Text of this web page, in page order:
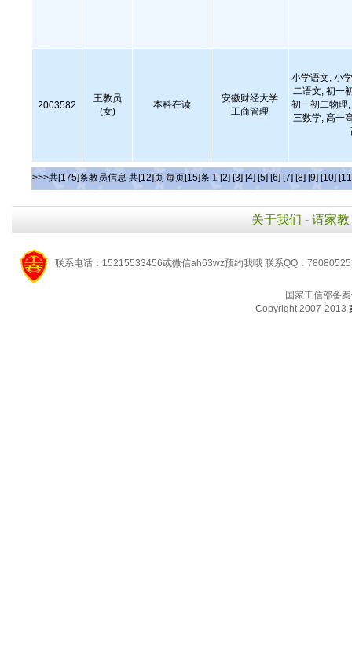
2003582
王教员
(女)
本科在读
安徽财经大学
工商管理
小学语文, 小
二语文, 初一
初一初二物理
三数学, 高一
>>>共[175]条教员信息 共[12]页 每页[15]条 1 [2] [3] [4] [5] [6] [7] [8] [9] [10]
关于我们 - 请家教
联系电话：15215533456或微信ah63wz预约我哦 联系QQ：
国家工信部备
Copyright 2007-2013